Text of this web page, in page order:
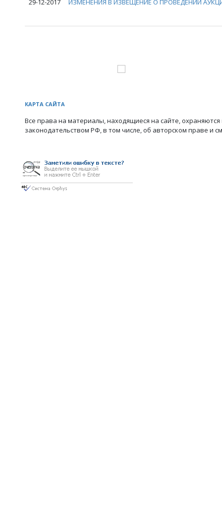
29-12-2017 ИЗМЕНЕНИЯ В ИЗВЕЩЕНИЕ О ПРОВЕДЕНИИ
КАРТА САЙТА
Все права на материалы, находящиеся на сайте, охраняются
законодательством РФ, в том числе, об авторском праве и